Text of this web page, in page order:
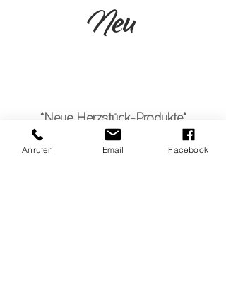
*Neue Herzstück-Produkte*
Wunderschöne Herzstück Produkte
befinden sich momentan in
Neu
Anrufen Email Facebook